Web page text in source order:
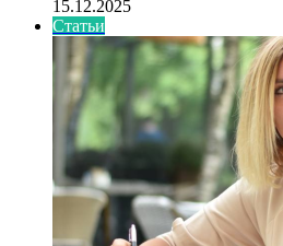
15.12.2025
Статьи